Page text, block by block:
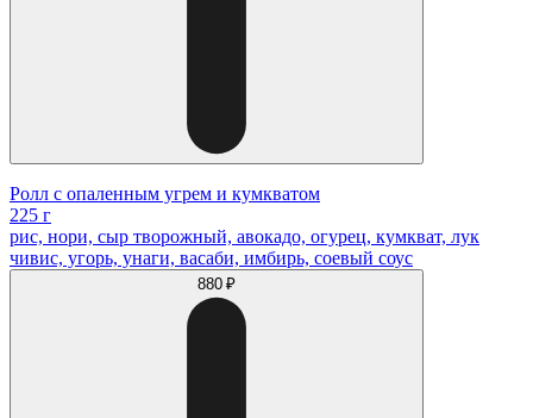
Ролл с опаленным угрем и кумкватом
225 г
рис, нори, сыр творожный, авокадо, огурец, кумкват, лук
чивис, угорь, унаги, васаби, имбирь, соевый соус
880 ₽